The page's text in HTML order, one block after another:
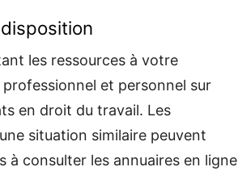
les ressources à votre
et personnel sur
en droit du travail. Les
situation similaire peuvent
à consulter les annuaires en ligne